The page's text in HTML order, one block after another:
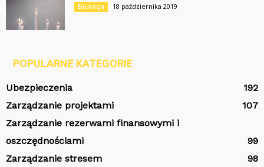
Edukacja 18 października 2019
POPULARNE KATEGORIE
Ubezpieczenia
192
Zarządzanie projektami
107
Zarządzanie rezerwami finansowymi i
oszczędnościami
99
Zarządzanie stresem
98